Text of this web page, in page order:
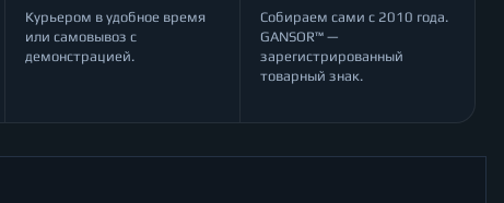
Курьером в удобное время
или самовывоз с
демонстрацией.
Собираем сами с 2010 года.
GANSOR™ —
зарегистрированный
товарный знак.